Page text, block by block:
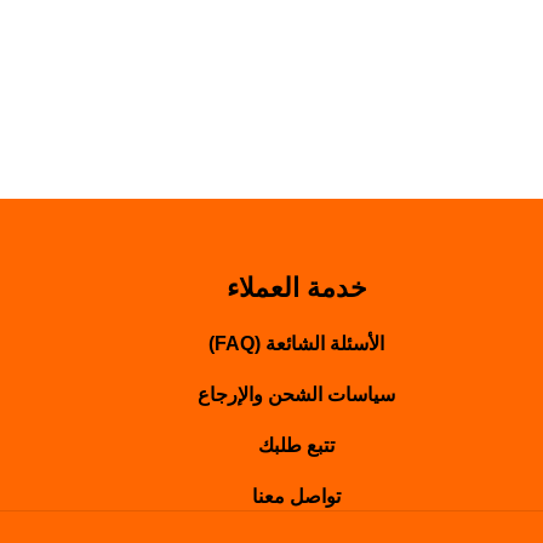
خدمة العملاء
الأسئلة الشائعة (FAQ)
سياسات الشحن والإرجاع
تتبع طلبك
تواصل معنا